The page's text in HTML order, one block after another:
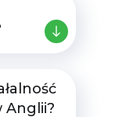
Anglii?